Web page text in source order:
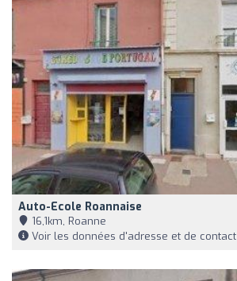
Auto-Ecole Roannaise
16,1km, Roanne
Voir les données d'adresse et de contact